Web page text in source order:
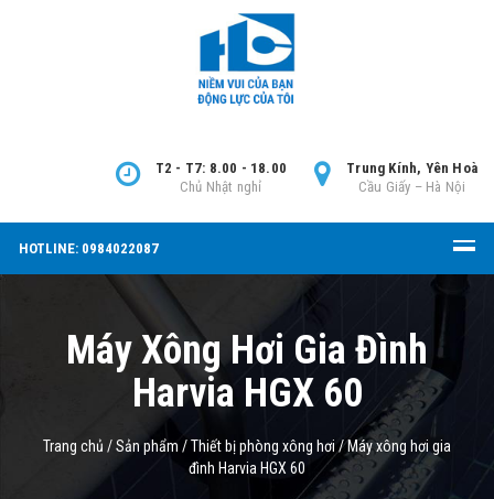
Trung Kính, Yên Hoà
Cầu Giấy – Hà Nội
T2 - T7: 8.00 - 18.00
Chủ Nhật nghỉ
HOTLINE: 0984022087
Máy Xông Hơi Gia Đình
Harvia HGX 60
Trang chủ /Sản phẩm /Thiết bị phòng xông hơi/Máy xông hơi gia
đình Harvia HGX 60